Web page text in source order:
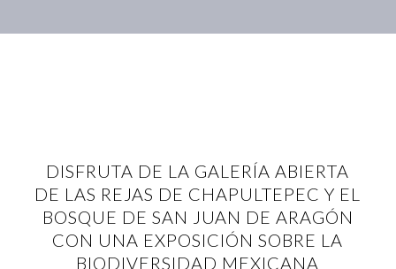
DISFRUTA DE LA GALERÍA ABIERTA
DE LAS REJAS DE CHAPULTEPEC Y EL
BOSQUE DE SAN JUAN DE ARAGÓN
CON UNA EXPOSICIÓN SOBRE LA
BIODIVERSIDAD MEXICANA